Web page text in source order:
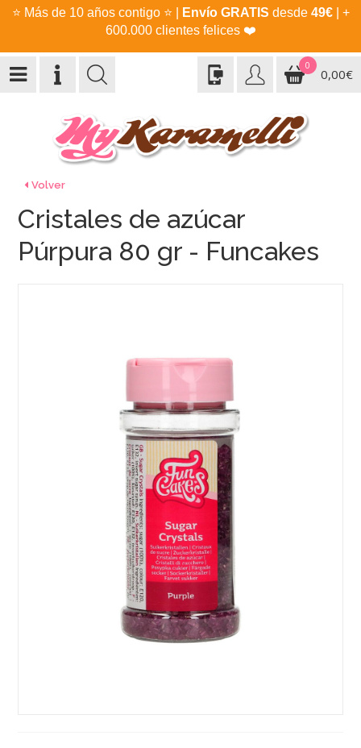
⭐ Más de 10 años contigo ⭐ Envío GRATIS desde 49€| +
600.000 clientes felices ❤️
0
0,00€
Volver
Cristales de azúcar
Púrpura 80 gr - Funcakes